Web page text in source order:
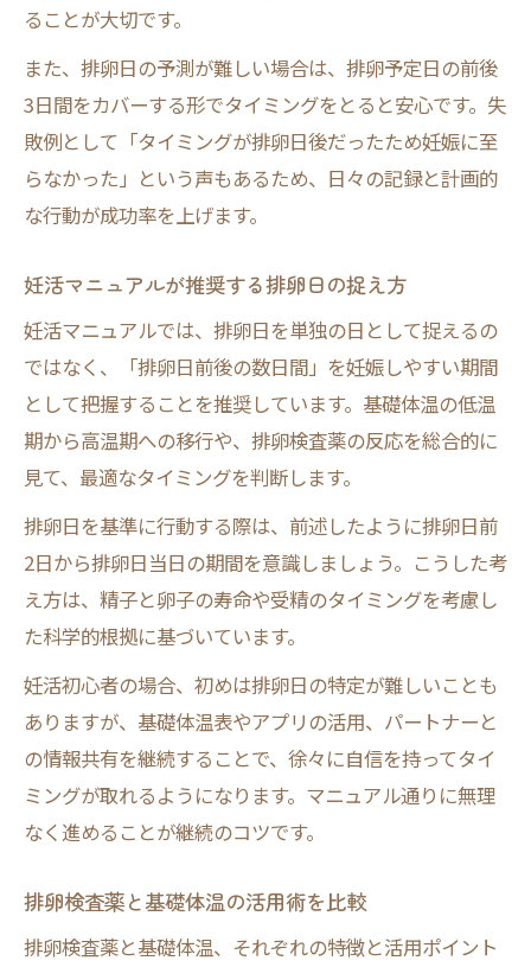
ることが大切です。
また、排卵日の予測が難しい場合は、排卵予定日の前後
3日間をカバーする形でタイミングをとると安心です。失
敗例として「タイミングが排卵日後だったため妊娠に至
らなかった」という声もあるため、日々の記録と計画的
な行動が成功率を上げます。
妊活マニュアルが推奨する排卵日の捉え方
妊活マニュアルでは、排卵日を単独の日として捉えるの
ではなく、「排卵日前後の数日間」を妊娠しやすい期間
として把握することを推奨しています。基礎体温の低温
期から高温期への移行や、排卵検査薬の反応を総合的に
見て、最適なタイミングを判断します。
排卵日を基準に行動する際は、前述したように排卵日前
2日から排卵日当日の期間を意識しましょう。こうした考
え方は、精子と卵子の寿命や受精のタイミングを考慮し
た科学的根拠に基づいています。
妊活初心者の場合、初めは排卵日の特定が難しいことも
ありますが、基礎体温表やアプリの活用、パートナーと
の情報共有を継続することで、徐々に自信を持ってタイ
ミングが取れるようになります。マニュアル通りに無理
なく進めることが継続のコツです。
排卵検査薬と基礎体温の活用術を比較
排卵検査薬と基礎体温、それぞれの特徴と活用ポイント